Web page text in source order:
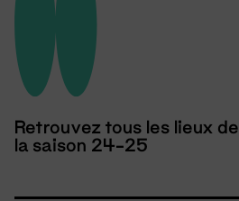
Retrouvez tous les lieux de
la saison 24-25